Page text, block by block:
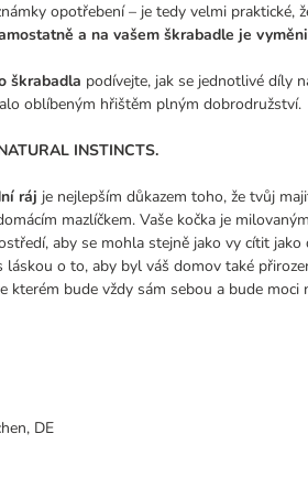
opotřebení – je tedy velmi praktické,
a na vašem škrabadle je
škrabadla podívejte, jak se jednotlivé díly
oblíbeným hřištěm plným dobrodružství.
INSTINCTS.
ráj je nejlepším důkazem toho, že tvůj
mazlíčkem. Vaše kočka je
aby se mohla stejně jako vy cítit
láskou o to, aby byl váš domov také
kterém bude vždy sám sebou a bude
DE